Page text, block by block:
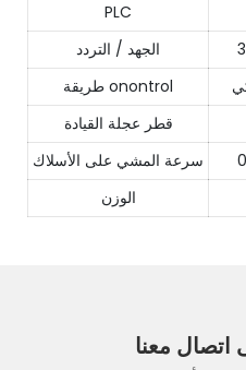
PLC
الجهد / التردد
طريقة onontrol
قطر عجلة القيادة
سرعة المشي على الأسلاك
الوزن
اتصال معنا